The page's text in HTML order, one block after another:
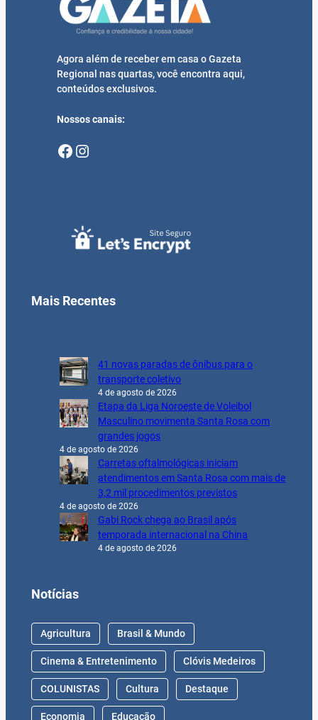
Agora além de receber em casa o Gazeta
Regional nas quartas, você encontra aqui,
conteúdos exclusivos.
Nossos canais:
Facebook Instagram
Mais Recentes
41 novas paradas de ônibus para o
transporte coletivo
4 de agosto de 2026
Etapa da Liga Noroeste de Voleibol
Masculino movimenta Santa Rosa com
grandes jogos
4 de agosto de 2026
Carretas oftalmológicas iniciam
atendimentos em Santa Rosa com mais de
3,2 mil procedimentos previstos
4 de agosto de 2026
Gabi Rock chega ao Brasil após
temporada internacional na China
4 de agosto de 2026
Notícias
Agricultura Brasil & Mundo
Cinema & Entretenimento Clóvis Medeiros
COLUNISTAS Cultura Destaque
Economia Educação